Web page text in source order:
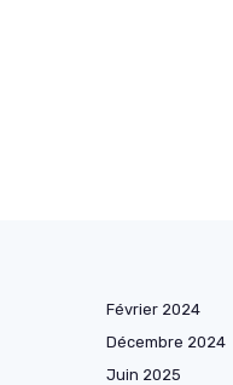
Février 2024
Décembre 2024
Juin 2025